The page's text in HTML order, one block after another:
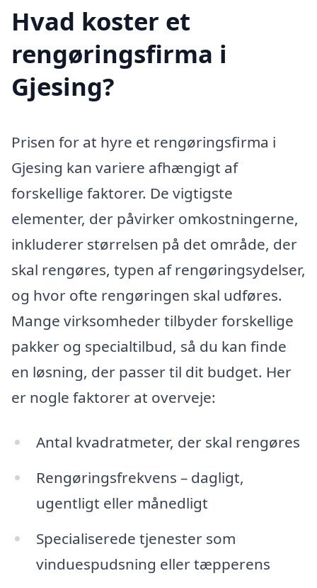
Hvad koster et
rengøringsfirma i
Gjesing?
Prisen for at hyre et rengøringsfirma i
Gjesing kan variere afhængigt af
forskellige faktorer. De vigtigste
elementer, der påvirker omkostningerne,
inkluderer størrelsen på det område, der
skal rengøres, typen af rengøringsydelser,
og hvor ofte rengøringen skal udføres.
Mange virksomheder tilbyder forskellige
pakker og specialtilbud, så du kan finde
en løsning, der passer til dit budget. Her
er nogle faktorer at overveje:
Antal kvadratmeter, der skal rengøres
Rengøringsfrekvens – dagligt,
ugentligt eller månedligt
Specialiserede tjenester som
vinduespudsning eller tæpperens